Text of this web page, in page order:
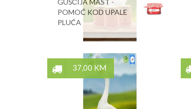
GUŠČIJA MAST -
POMOĆ KOD UPALE
PLUĆA
37,00 KM